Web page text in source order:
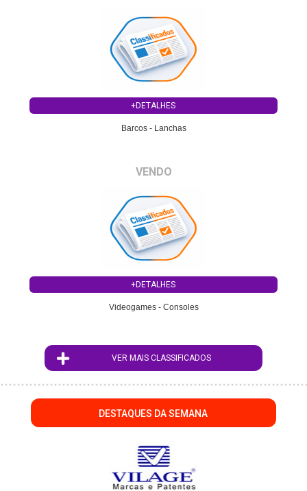
+DETALHES
Barcos - Lanchas
VENDO
+DETALHES
Videogames - Consoles
VER MAIS CLASSIFICADOS
DESTAQUES DA SEMANA